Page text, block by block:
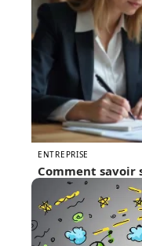
ENTREPRISE
Comment savoir